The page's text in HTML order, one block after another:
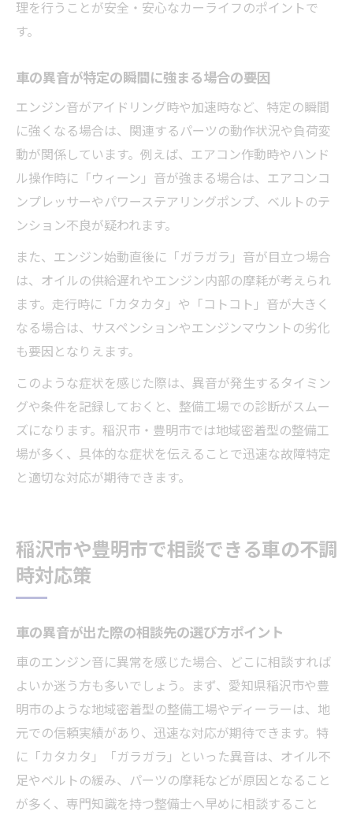
理を行うことが安全・安心なカーライフのポイントで
す。
車の異音が特定の瞬間に強まる場合の要因
エンジン音がアイドリング時や加速時など、特定の瞬間
に強くなる場合は、関連するパーツの動作状況や負荷変
動が関係しています。例えば、エアコン作動時やハンド
ル操作時に「ウィーン」音が強まる場合は、エアコンコ
ンプレッサーやパワーステアリングポンプ、ベルトのテ
ンション不良が疑われます。
また、エンジン始動直後に「ガラガラ」音が目立つ場合
は、オイルの供給遅れやエンジン内部の摩耗が考えられ
ます。走行時に「カタカタ」や「コトコト」音が大きく
なる場合は、サスペンションやエンジンマウントの劣化
も要因となりえます。
このような症状を感じた際は、異音が発生するタイミン
グや条件を記録しておくと、整備工場での診断がスムー
ズになります。稲沢市・豊明市では地域密着型の整備工
場が多く、具体的な症状を伝えることで迅速な故障特定
と適切な対応が期待できます。
稲沢市や豊明市で相談できる車の不調
時対応策
車の異音が出た際の相談先の選び方ポイント
車のエンジン音に異常を感じた場合、どこに相談すれば
よいか迷う方も多いでしょう。まず、愛知県稲沢市や豊
明市のような地域密着型の整備工場やディーラーは、地
元での信頼実績があり、迅速な対応が期待できます。特
に「カタカタ」「ガラガラ」といった異音は、オイル不
足やベルトの緩み、パーツの摩耗などが原因となること
が多く、専門知識を持つ整備士へ早めに相談すること